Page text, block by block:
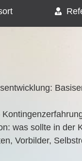
was soll­te in
Vor­bil­der,